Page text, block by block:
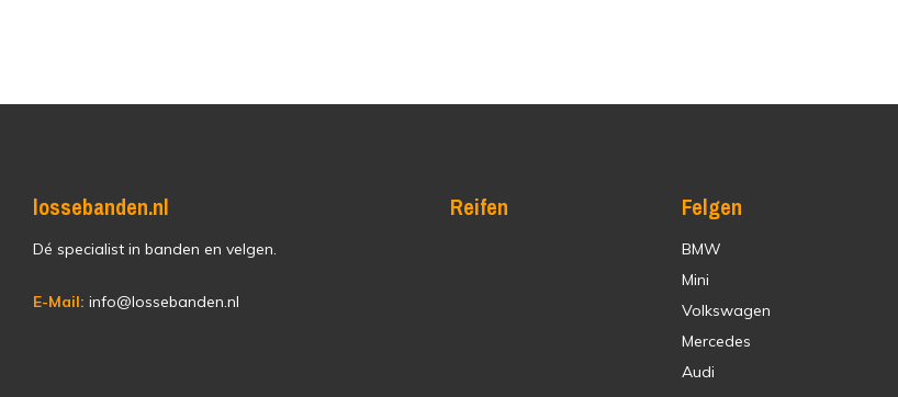
lossebanden.nl
Dé specialist in banden en velgen.
E-Mail: info@lossebanden.nl
Reifen Felgen
BMW
Mini
Volkswagen
Mercedes
Audi